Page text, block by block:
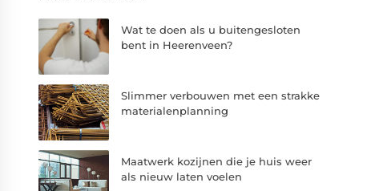
Wat te doen als u buitengesloten
bent in Heerenveen?
Slimmer verbouwen met een strakke
materialenplanning
Maatwerk kozijnen die je huis weer
als nieuw laten voelen